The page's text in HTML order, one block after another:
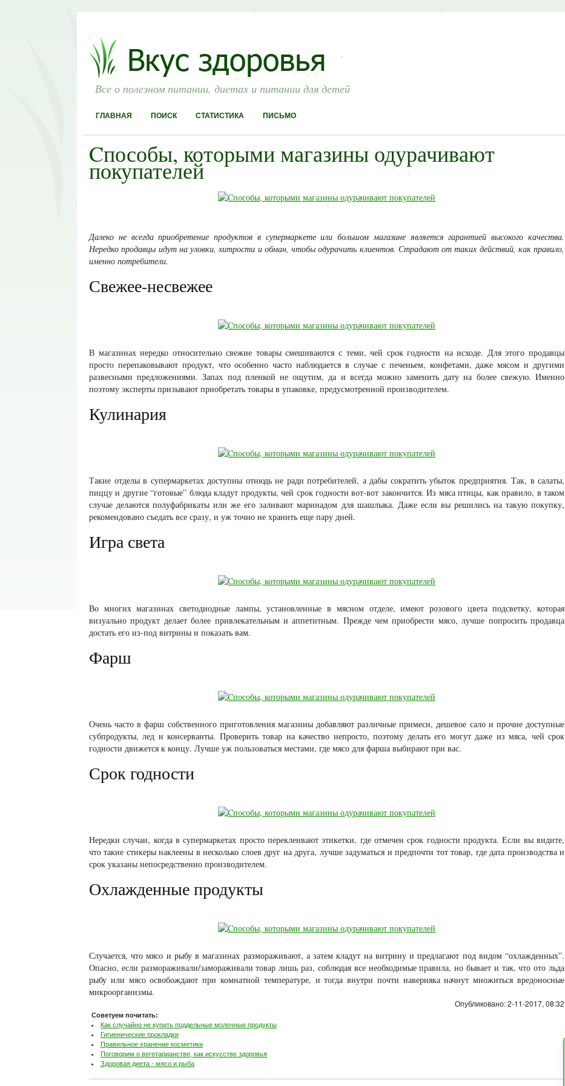
Все о полезном питании, диетах и питании для детей
ГЛАВНАЯ ПОИСК СТАТИСТИКА ПИСЬМО
Cпособы, которыми магазины одурачивают
покупателей
Далеко не всегда приобретение продуктов в супермаркете или большом магазине является гарантией высокого качества.
Нередко продавцы идут на уловки, хитрости и обман, чтобы одурачить клиентов. Страдают от таких действий, как правило,
именно потребители.
Свежее-несвежее
В магазинах нередко относительно свежие товары смешиваются с теми, чей срок годности на исходе. Для этого продавцы
просто перепаковывают продукт, что особенно часто наблюдается в случае с печеньем, конфетами, даже мясом и другими
развесными предложениями. Запах под пленкой не ощутим, да и всегда можно заменить дату на более свежую. Именно
поэтому эксперты призывают приобретать товары в упаковке, предусмотренной производителем.
Кулинария
Такие отделы в супермаркетах доступны отнюдь не ради потребителей, а дабы сократить убыток предприятия. Так, в салаты,
пиццу и другие “готовые” блюда кладут продукты, чей срок годности вот-вот закончится. Из мяса птицы, как правило, в таком
случае делаются полуфабрикаты или же его заливают маринадом для шашлыка. Даже если вы решились на такую покупку,
рекомендовано съедать все сразу, и уж точно не хранить еще пару дней.
Игра света
Во многих магазинах светодиодные лампы, установленные в мясном отделе, имеют розового цвета подсветку, которая
визуально продукт делает более привлекательным и аппетитным. Прежде чем приобрести мясо, лучше попросить продавца
достать его из-под витрины и показать вам.
Фарш
Очень часто в фарш собственного приготовления магазины добавляют различные примеси, дешевое сало и прочие доступные
субпродукты, лед и консерванты. Проверить товар на качество непросто, поэтому делать его могут даже из мяса, чей срок
годности движется к концу. Лучше уж пользоваться местами, где мясо для фарша выбирают при вас.
Срок годности
Нередки случаи, когда в супермаркетах просто переклеивают этикетки, где отмечен срок годности продукта. Если вы видите,
что такие стикеры наклеены в несколько слоев друг на друга, лучше задуматься и предпочти тот товар, где дата производства и
срок указаны непосредственно производителем.
Охлажденные продукты
Случается, что мясо и рыбу в магазинах размораживают, а затем кладут на витрину и предлагают под видом “охлажденных”.
Опасно, если размораживали/замораживали товар лишь раз, соблюдая все необходимые правила, но бывает и так, что ото льда
рыбу или мясо освобождают при комнатной температуре, и тогда внутри почти наверняка начнут множиться вредоносные
микроорганизмы.
Опубликовано: 2-11-2017, 08:32
Советуем почитать:
Как случайно не купить поддельные молочные продукты
Гигиенические прокладки
Правильное хранение косметики
Поговорим о вегетарианстве, как искусстве здоровья
Здоровая диета - мясо и рыба